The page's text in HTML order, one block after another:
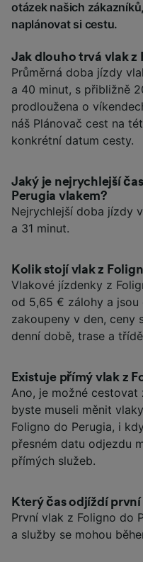
otázek našich
naplánovat si cestu.
Jak dlouho trvá vlak z
Průměrná doba jízdy
a 40 minut, s přibližně
prodloužena o
náš Plánovač cest na
konkrétní datum cesty.
Jaký je nejrychlejší
Perugia vlakem?
Nejrychlejší doba jízdy
a 31 minut.
Kolik stojí vlak z
Vlakové jízdenky z
od 5,65 € zálohy a
zakoupeny v den, ceny
denní době, trase a
Existuje přímý vlak z
Ano, je možné cestovat
byste museli měnit
Foligno do Perugia, i
přesném datu odjezdu
přímých služeb.
Který čas odjíždí
První vlak z Foligno do
a služby se mohou